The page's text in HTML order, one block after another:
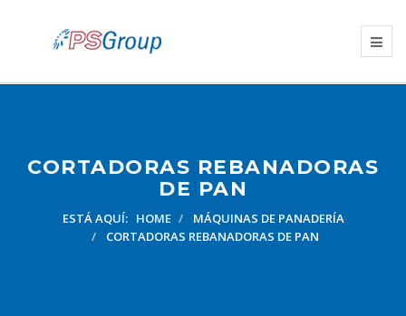
CORTADORAS REBANADORAS
DE PAN
ESTÁ AQUÍ: HOME
MÁQUINAS DE PANADERÍA
CORTADORAS REBANADORAS DE PAN